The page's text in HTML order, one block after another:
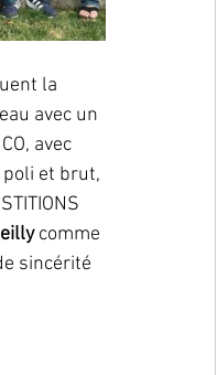
la
avec un
avec
poli et brut,
comme
sincérité